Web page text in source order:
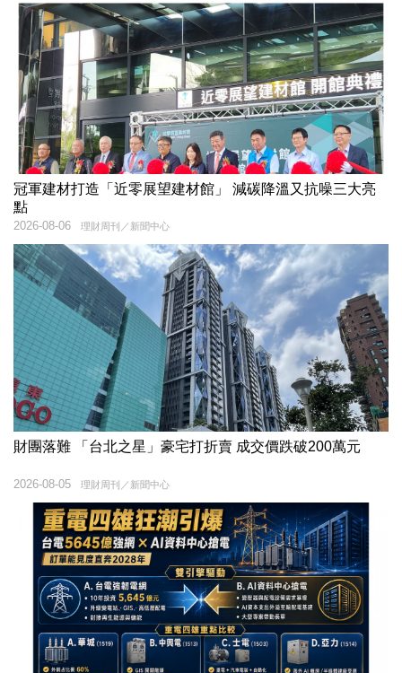
冠軍建材打造「近零展望建材館」 減碳降溫又抗噪三大亮
點
理財周刊／新聞中心
2026-08-06
財團落難 「台北之星」豪宅打折賣 成交價跌破200萬元
理財周刊／新聞中心
2026-08-05